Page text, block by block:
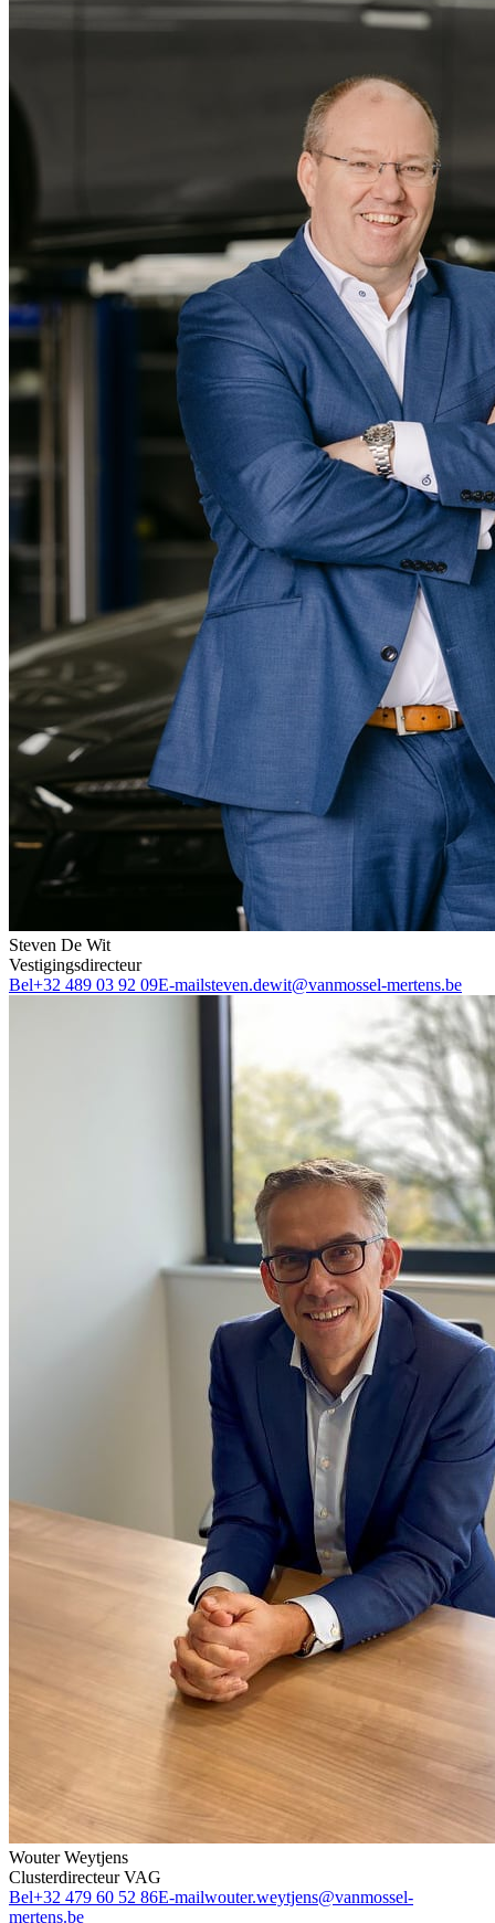
Steven De Wit
Vestigingsdirecteur
Bel+32 489 03 92 09E-mailsteven.dewit@vanmossel-mertens.be
Wouter Weytjens
Clusterdirecteur VAG
Bel+32 479 60 52 86E-mailwouter.weytjens@vanmossel-
mertens.be